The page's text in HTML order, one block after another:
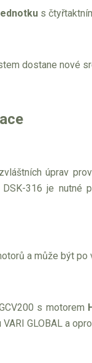
s
dostane nové
úprav
316 je nutné
a může být po
s motorem
GLOBAL a